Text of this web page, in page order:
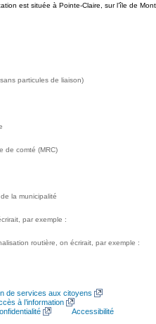
est située à Pointe-Claire, sur l’île de
particules de liaison)
de comté (MRC)
la municipalité
par exemple :
routière, on écrirait, par exemple :
de services aux citoyens
à l’information
Accessibilité